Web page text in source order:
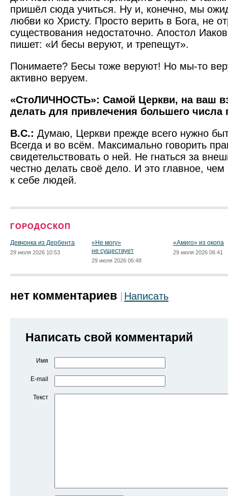
пришёл сюда учиться. Ну и, конечно, мы
любви ко Христу. Просто верить в Бога, не
существования недостаточно. Апостол
пишет: «И бесы веруют, и трепещут».
Понимаете? Бесы тоже веруют! Но мы-то
активно веруем.
«СтоЛИЧНОСТЬ»: Самой Церкви, на ваш
делать для привлечения большего числа
В.С.: Думаю, Церкви прежде всего нужно
Всегда и во всём. Максимально говорить
свидетельствовать о ней. Не гнаться за
честно делать своё дело. И это главное,
к себе людей.
ГОРОДОСКОП
Девчонка из Дербента
29 июля 2026 10:53
«Не могу»
не существует
29 июля 2026 06:48
«Амиго» из окопа
29 июля 2026 06:41
нет комментариев Написать
Написать свой комментарий
Имя
E-mail
Текст